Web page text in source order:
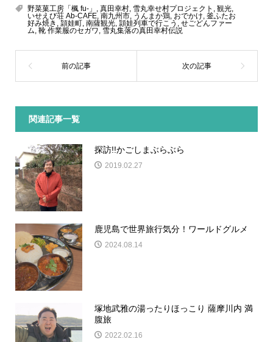
野菜菓工房「楓 fu-」 , 真田幸村, 雪丸幸せ村プロジェクト , 観光,
いせえび荘 Ab-CAFE, 南九州市, うんまか鶏, おでかけ, 釜ふたお
好み焼き , 頴娃町, 南薩観光, 頴娃列車で行こう , せごどんファー
ム, 靴 作業服のセガワ, 雪丸集落の真田幸村伝説
関連記事一覧
探訪!!かごしまぶらぶら
2019.02.27
鹿児島で世界旅行気分！ワールドグルメ
2024.08.14
塚地武雅の湯ったりほっこり 薩摩川内 満
腹旅
2022.02.16